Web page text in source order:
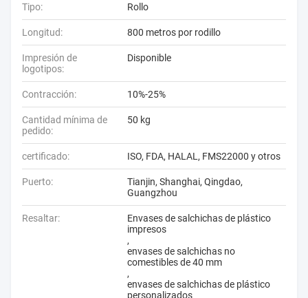
Tipo: Rollo
Longitud: 800 metros por rodillo
Impresión de
logotipos:
Disponible
Contracción: 10%-25%
Cantidad mínima de
pedido:
50 kg
certificado: ISO, FDA, HALAL, FMS22000 y otros
Puerto:
Tianjin, Shanghai, Qingdao,
Guangzhou
Resaltar:
Envases de salchichas de plástico
impresos
,
envases de salchichas no
comestibles de 40 mm
,
envases de salchichas de plástico
personalizados